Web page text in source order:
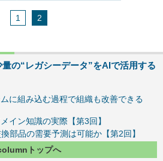
1 2
の“レガシーデータ”をAIで活用する
に組み込む過程で組織も改善できる
イン知識の実際【第3回】
部品の需要予測は可能か【第2回】
トップへ